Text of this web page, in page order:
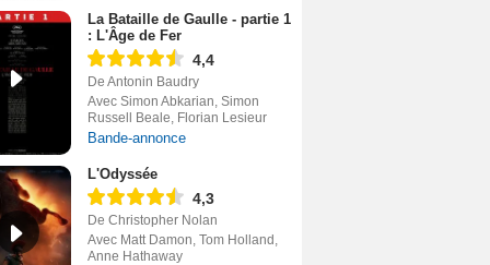
La Bataille de Gaulle - partie 1
: L'Âge de Fer
4,4
De Antonin Baudry
Avec Simon Abkarian, Simon
Russell Beale, Florian Lesieur
Bande-annonce
L'Odyssée
4,3
De Christopher Nolan
Avec Matt Damon, Tom Holland,
Anne Hathaway